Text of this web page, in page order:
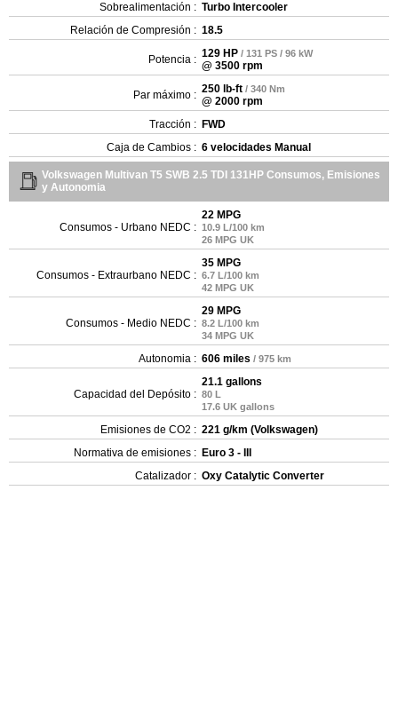
Sobrealimentación : Turbo Intercooler
Relación de Compresión : 18.5
Potencia : 129 HP / 131 PS / 96 kW
@ 3500 rpm
Par máximo : 250 lb-ft / 340 Nm
@ 2000 rpm
Tracción : FWD
Caja de Cambios : 6 velocidades Manual
Volkswagen Multivan T5 SWB 2.5 TDI 131HP Consumos, Emisiones
y Autonomia
Consumos - Urbano NEDC :
22 MPG
10.9 L/100 km
26 MPG UK
Consumos - Extraurbano NEDC :
35 MPG
6.7 L/100 km
42 MPG UK
Consumos - Medio NEDC :
29 MPG
8.2 L/100 km
34 MPG UK
Autonomia : 606 miles / 975 km
Capacidad del Depósito :
21.1 gallons
80 L
17.6 UK gallons
Emisiones de CO2 : 221 g/km (Volkswagen)
Normativa de emisiones : Euro 3 - III
Catalizador : Oxy Catalytic Converter